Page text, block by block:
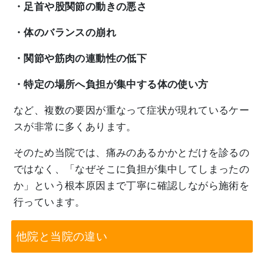
・足首や股関節の動きの悪さ
・体のバランスの崩れ
・関節や筋肉の連動性の低下
・特定の場所へ負担が集中する体の使い方
など、複数の要因が重なって症状が現れているケー
スが非常に多くあります。
そのため当院では、痛みのあるかかとだけを診るの
ではなく、「なぜそこに負担が集中してしまったの
か」という根本原因まで丁寧に確認しながら施術を
行っています。
他院と当院の違い